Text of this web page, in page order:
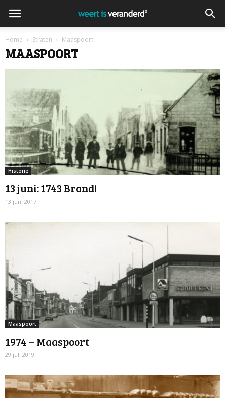
Home Straten Maaspoort
MAASPOORT
Historie
13 juni: 1743 Brand!
13 juni 2017
Maaspoort
1974 – Maaspoort
29 juli 2019